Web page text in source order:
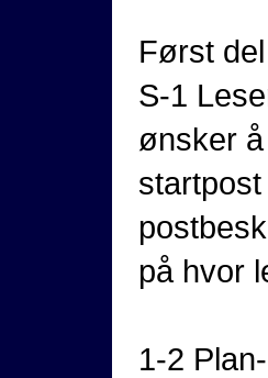
Først del
S-1
ønsker
på hvor
1-2